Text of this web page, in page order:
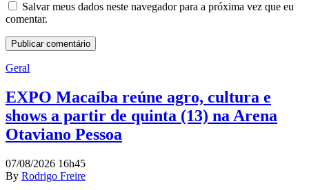
Salvar meus dados neste navegador para a próxima vez que eu
comentar.
Geral
EXPO Macaíba reúne agro, cultura e
shows a partir de quinta (13) na Arena
Otaviano Pessoa
07/08/2026 16h45
By Rodrigo Freire